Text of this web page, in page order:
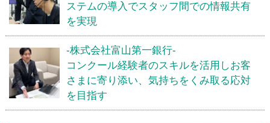
ステムの導入でスタッフ間での情報共有
を実現
-株式会社富山第一銀行-
コンクール経験者のスキルを活用しお客
さまに寄り添い、気持ちをくみ取る応対
を目指す